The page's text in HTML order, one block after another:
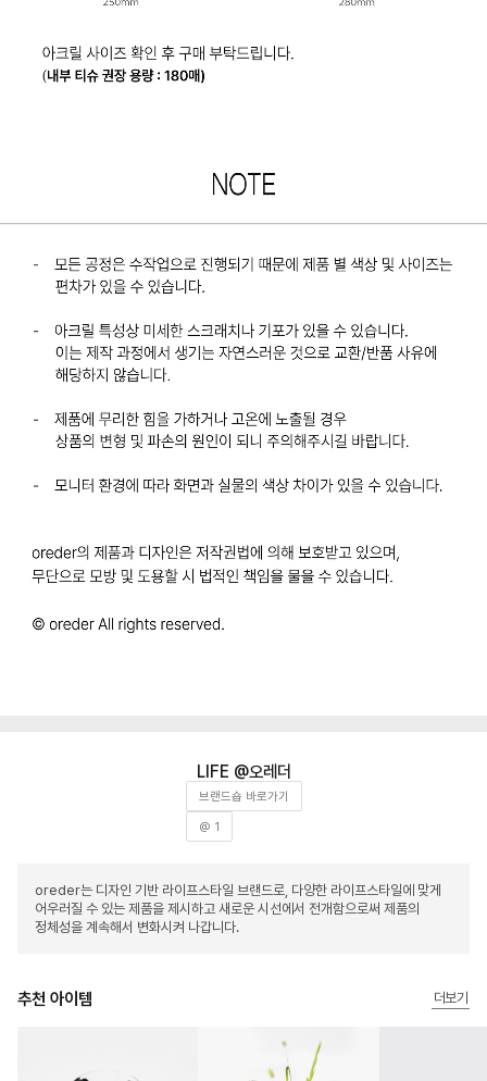
오레더
브랜드숍 바로가기
@ 1
oreder는 디자인 기반 라이프스타일 브랜드로, 다양한 라이프스타일에 맞게
어우러질 수 있는 제품을 제시하고 새로운 시선에서 전개함으로써 제품의
정체성을 계속해서 변화시켜 나갑니다.
추천 아이템 더보기